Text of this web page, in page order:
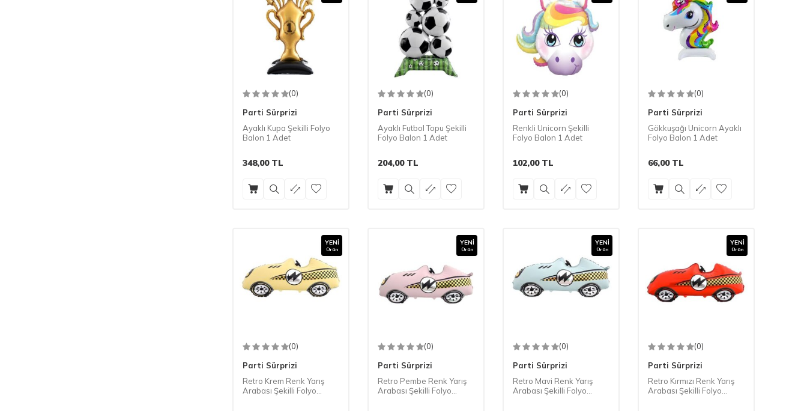
(0)
Parti Sürprizi
Ayaklı Kupa Şekilli Folyo
Balon 1 Adet
348,00TL
(0)
Parti Sürprizi
Ayaklı Futbol Topu Şekilli
Folyo Balon 1 Adet
204,00TL
(0)
Parti Sürprizi
Renkli Unicorn Şekilli
Folyo Balon 1 Adet
102,00TL
(0)
Parti Sürprizi
Gökkuşağı Unicorn Ayaklı
Folyo Balon 1 Adet
66,00TL
YENI
Ürün
(0)
Parti Sürprizi
Retro Krem Renk Yarış
Arabası Şekilli Folyo
YENI
Ürün
(0)
Parti Sürprizi
Retro Pembe Renk Yarış
Arabası Şekilli Folyo
YENI
Ürün
(0)
Parti Sürprizi
Retro Mavi Renk Yarış
Arabası Şekilli Folyo
YENI
Ürün
(0)
Parti Sürprizi
Retro Kırmızı Renk Yarış
Arabası Şekilli Folyo